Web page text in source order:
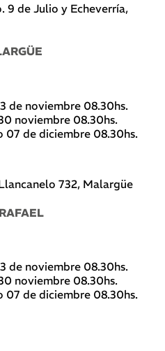
9 de Julio y Echeverría,
de noviembre 08.30hs.
noviembre 08.30hs.
07 de diciembre 08.30hs.
732, Malargüe
de noviembre 08.30hs.
noviembre 08.30hs.
07 de diciembre 08.30hs.